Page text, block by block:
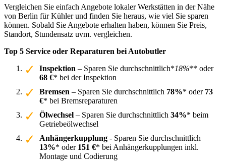
Vergleichen Sie einfach Angebote lokaler Werkstätten in der Nähe
von Berlin für Kühler und finden Sie heraus, wie viel Sie sparen
können. Sobald Sie Angebote erhalten haben, können Sie Preis,
Standort, Stundensatz uvm. vergleichen.
Top 5 Service oder Reparaturen bei Autobutler
Inspektion – Sparen Sie durchschnittlich*18%** oder
68 €* bei der Inspektion
Bremsen – Sparen Sie durchschnittlich 78%* oder 73
€* bei Bremsreparaturen
Ölwechsel – Sparen Sie durchschnittlich 34%* beim
Getriebeölwechsel
Anhängerkupplung - Sparen Sie durchschnittlich
13%* oder 151 €* bei Anhängerkupplungen inkl.
Montage und Codierung